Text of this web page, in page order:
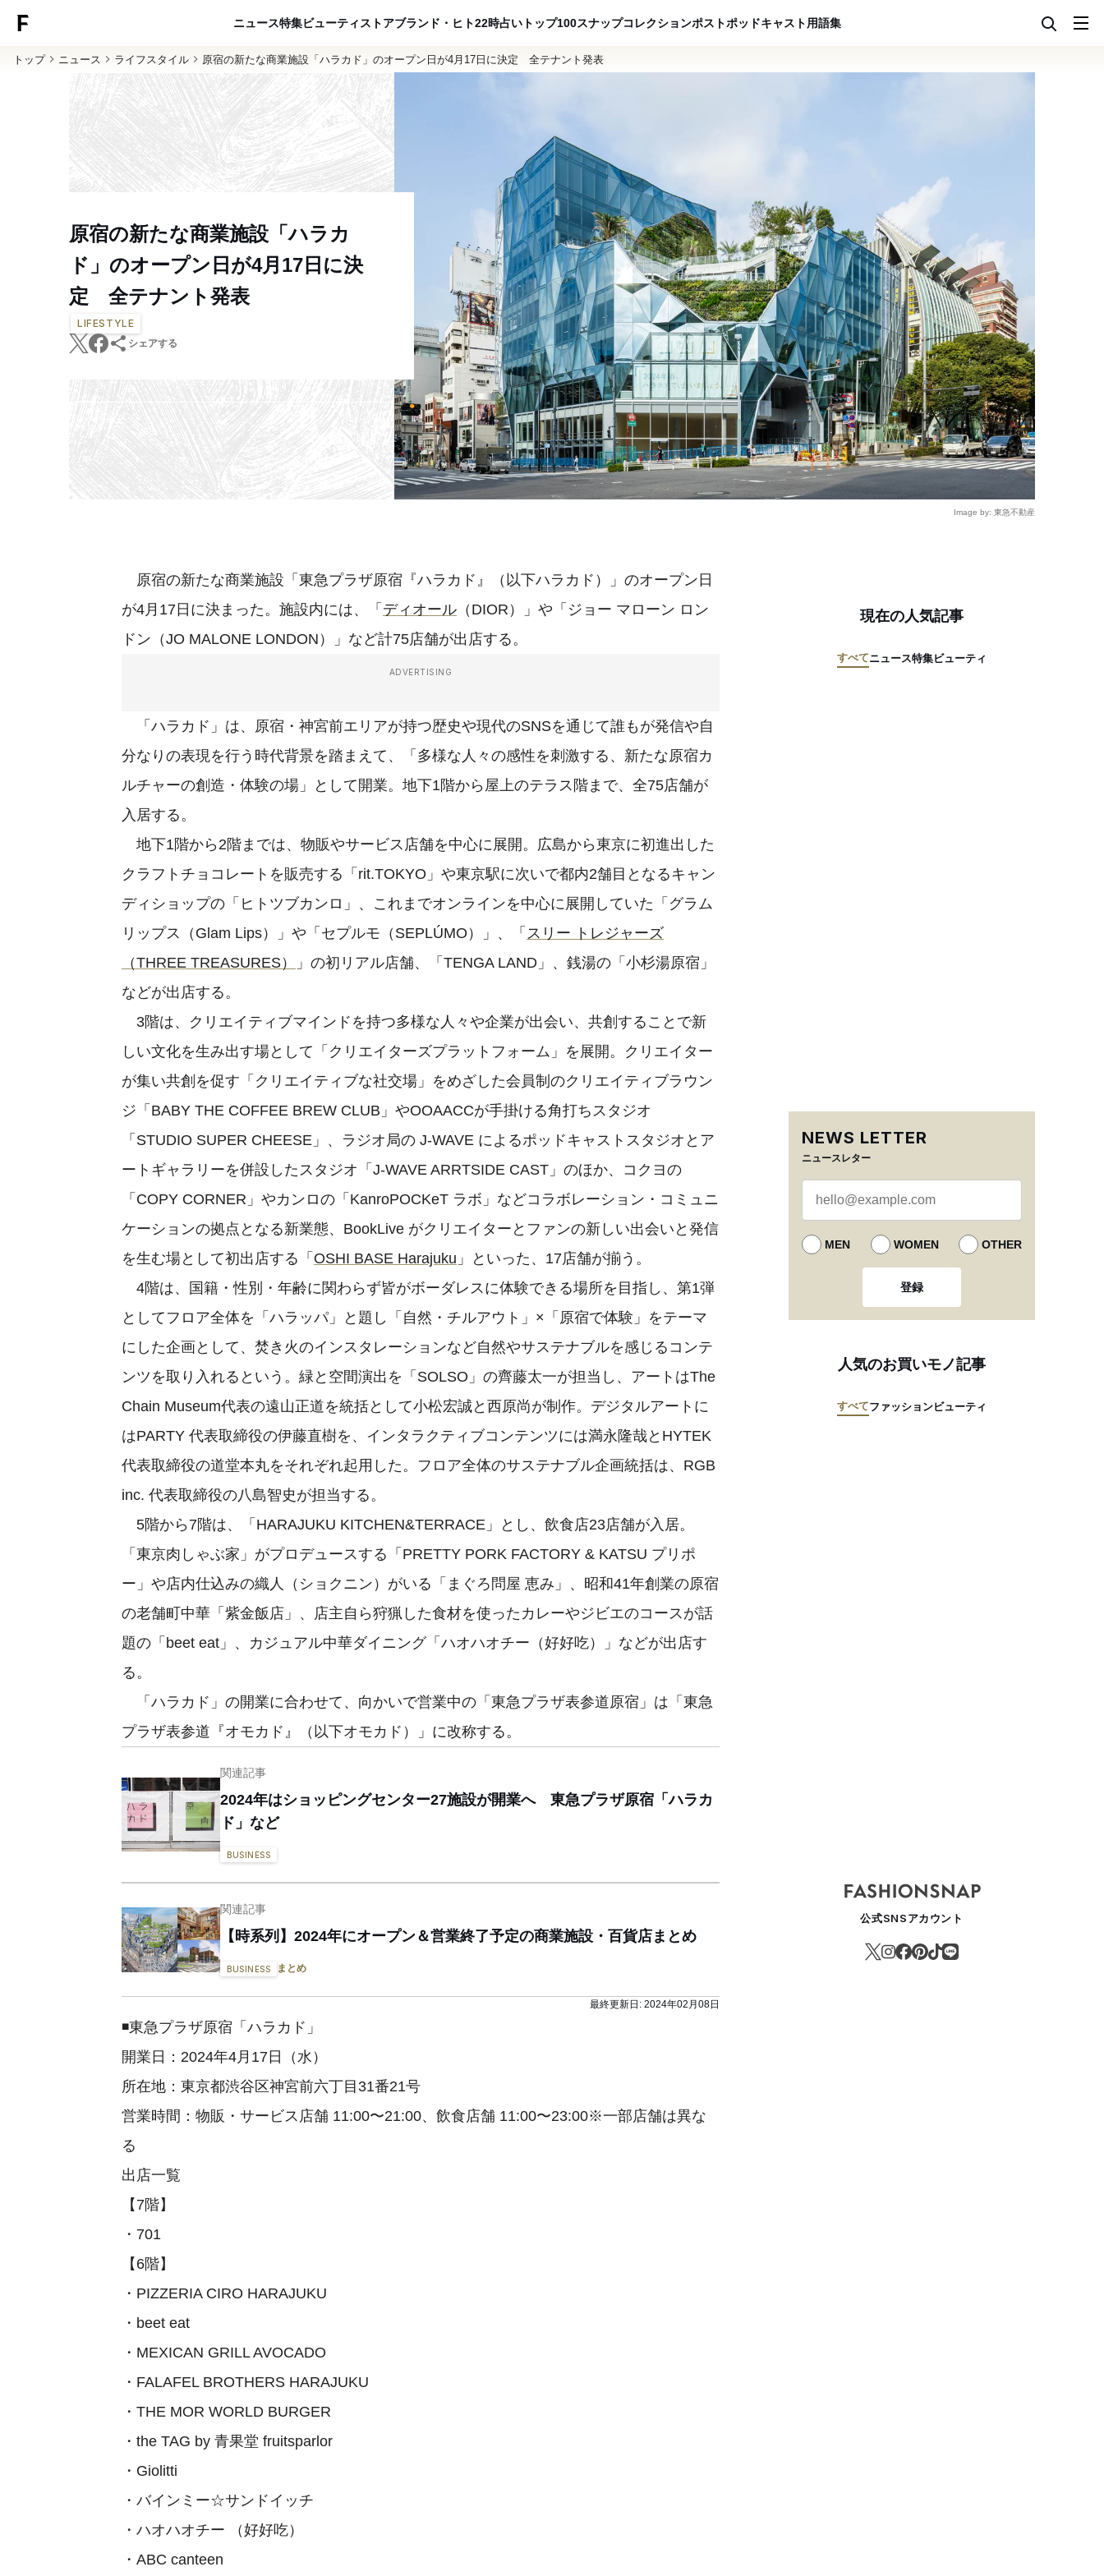
ニュース特集ビューティ ストアブランド・ヒト22時占い トップ100スナップコレクションポストポッドキャスト用語集
トップ ニュース ライフスタイル 原宿の新たな商業施設「ハラカド」のオープン日が4月17日に決定 全テナント発表
原宿の新たな商業施設「ハラカ
ド」のオープン日が4月17日に決
定 全テナント発表
LIFESTYLE
シェアする
Image by: 東急不動産
原宿の新たな商業施設「東急プラザ原宿『ハラカド』（以下ハラカド）」のオープン日
が4月17日に決まった。施設内には、「 ディオール （DIOR）」や「ジョー マローン ロン
ドン（JO MALONE LONDON）」など計75店舗が出店する。
ADVERTISING
「ハラカド」は、原宿・神宮前エリアが持つ歴史や現代のSNSを通じて誰もが発信や自
分なりの表現を行う時代背景を踏まえて、「多様な人々の感性を刺激する、新たな原宿カ
ルチャーの創造・体験の場」として開業。地下1階から屋上のテラス階まで、全75店舗が
入居する。
地下1階から2階までは、物販やサービス店舗を中心に展開。広島から東京に初進出した
クラフトチョコレートを販売する「rit.TOKYO」や東京駅に次いで都内2舗目となるキャン
ディショップの「ヒトツブカンロ」、これまでオンラインを中心に展開していた「グラム
リップス（Glam Lips）」や「セプルモ（SEPLÚMO）」、「 スリー トレジャーズ
（THREE TREASURES）
」の初リアル店舗、「TENGA LAND」、銭湯の「小杉湯原宿」
などが出店する。
3階は、クリエイティブマインドを持つ多様な人々や企業が出会い、共創することで新
しい文化を生み出す場として「クリエイターズプラットフォーム」を展開。クリエイター
が集い共創を促す「クリエイティブな社交場」をめざした会員制のクリエイティブラウン
ジ「BABY THE COFFEE BREW CLUB」やOOAACCが手掛ける角打ちスタジオ
「STUDIO SUPER CHEESE」、ラジオ局の J-WAVE によるポッドキャストスタジオとア
ートギャラリーを併設したスタジオ「J-WAVE ARRTSIDE CAST」のほか、コクヨの
「COPY CORNER」やカンロの「KanroPOCKeT ラボ」などコラボレーション・コミュニ
ケーションの拠点となる新業態、BookLive がクリエイターとファンの新しい出会いと発信
を生む場として初出店する「 OSHI BASE Harajuku 」といった、17店舗が揃う。
4階は、国籍・性別・年齢に関わらず皆がボーダレスに体験できる場所を目指し、第1弾
としてフロア全体を「ハラッパ」と題し「自然・チルアウト」×「原宿で体験」をテーマ
にした企画として、焚き火のインスタレーションなど自然やサステナブルを感じるコンテ
ンツを取り入れるという。緑と空間演出を「SOLSO」の齊藤太一が担当し、アートはThe
Chain Museum代表の遠山正道を統括として小松宏誠と西原尚が制作。デジタルアートに
はPARTY 代表取締役の伊藤直樹を、インタラクティブコンテンツには満永隆哉とHYTEK
代表取締役の道堂本丸をそれぞれ起用した。フロア全体のサステナブル企画統括は、RGB
inc. 代表取締役の八島智史が担当する。
5階から7階は、「HARAJUKU KITCHEN&TERRACE」とし、飲食店23店舗が入居。
「東京肉しゃぶ家」がプロデュースする「PRETTY PORK FACTORY & KATSU プリポ
ー」や店内仕込みの織人（ショクニン）がいる「まぐろ問屋 恵み」、昭和41年創業の原宿
の老舗町中華「紫金飯店」、店主自ら狩猟した食材を使ったカレーやジビエのコースが話
題の「beet eat」、カジュアル中華ダイニング「ハオハオチー（好好吃）」などが出店す
る。
「ハラカド」の開業に合わせて、向かいで営業中の「東急プラザ表参道原宿」は「東急
プラザ表参道『オモカド』（以下オモカド）」に改称する。
関連記事
2024年はショッピングセンター27施設が開業へ 東急プラザ原宿「ハラカ
ド」など
BUSINESS
関連記事
【時系列】2024年にオープン＆営業終了予定の商業施設・百貨店まとめ
BUSINESS まとめ
最終更新日: 2024年02月08日
◾️東急プラザ原宿「ハラカド」
開業日：2024年4月17日（水）
所在地：東京都渋谷区神宮前六丁目31番21号
営業時間：物販・サービス店舗 11:00〜21:00、飲食店舗 11:00〜23:00※一部店舗は異な
る
出店一覧
【7階】
・701
【6階】
・PIZZERIA CIRO HARAJUKU
・beet eat
・MEXICAN GRILL AVOCADO
・FALAFEL BROTHERS HARAJUKU
・THE MOR WORLD BURGER
・the TAG by 青果堂 fruitsparlor
・Giolitti
・バインミー☆サンドイッチ
・ハオハオチー （好好吃）
・ABC canteen
現在の人気記事
すべてニュース特集ビューティ
NEWS LETTER
ニュースレター
MEN WOMEN OTHER
登録
人気のお買いモノ記事
すべてファッションビューティ
公式SNSアカウント